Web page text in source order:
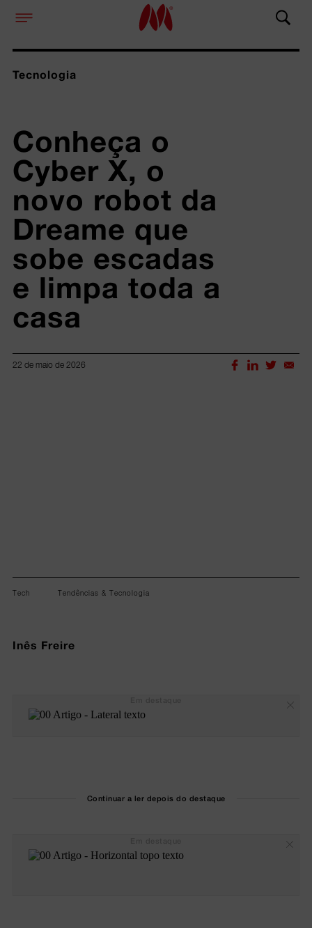
Tecnologia
Conheça o
Cyber X, o
novo robot da
Dreame que
sobe escadas
e limpa toda a
casa
22 de maio de 2026
Tech Tendências & Tecnologia
Inês Freire
Continuar a ler depois do destaque